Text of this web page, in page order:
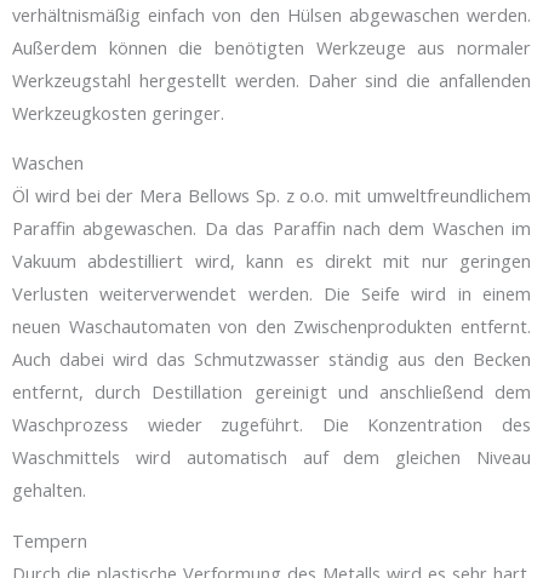
verhältnismäßig einfach von den Hülsen abgewaschen werden.
Außerdem können die benötigten Werkzeuge aus normaler
Werkzeugstahl hergestellt werden. Daher sind die anfallenden
Werkzeugkosten geringer.
Waschen
Öl wird bei der Mera Bellows Sp. z o.o. mit umweltfreundlichem
Paraffin abgewaschen. Da das Paraffin nach dem Waschen im
Vakuum abdestilliert wird, kann es direkt mit nur geringen
Verlusten weiterverwendet werden. Die Seife wird in einem
neuen Waschautomaten von den Zwischenprodukten entfernt.
Auch dabei wird das Schmutzwasser ständig aus den Becken
entfernt, durch Destillation gereinigt und anschließend dem
Waschprozess wieder zugeführt. Die Konzentration des
Waschmittels wird automatisch auf dem gleichen Niveau
gehalten.
Tempern
Durch die plastische Verformung des Metalls wird es sehr hart.